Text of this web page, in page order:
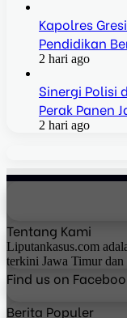
Kapolres
Pendidikan
2 hari ago
Sinergi Polisi
Perak Panen
2 hari ago
Tentang Kami
Liputankasus.com
terkini Jawa Timur dan
Find us on
Berita Populer